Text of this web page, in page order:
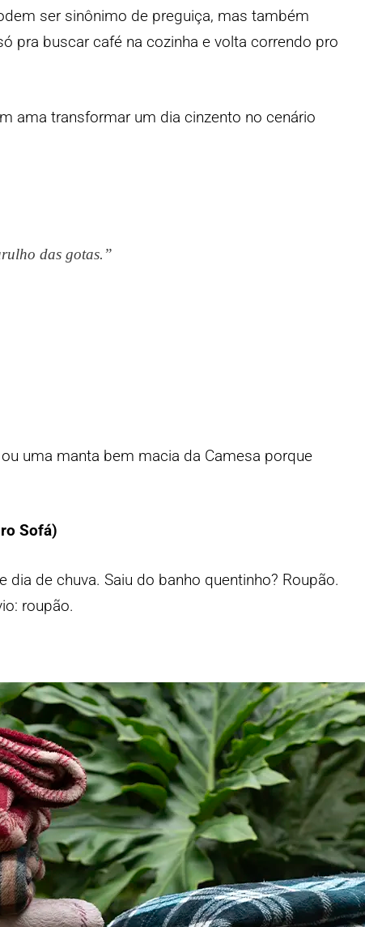
ser sinônimo de preguiça, mas também
pra buscar café na cozinha e volta correndo pro
ama transformar um dia cinzento no cenário
das gotas.”
uma manta bem macia da Camesa porque
Sofá)
de chuva. Saiu do banho quentinho? Roupão.
roupão.